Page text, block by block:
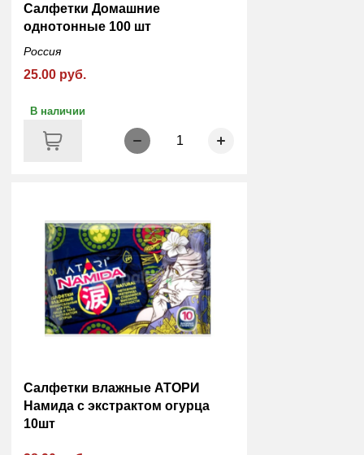
Салфетки Домашние
однотонные 100 шт
Россия
25.00 руб.
В наличии
1
Салфетки влажные АТОРИ
Намида с экстрактом огурца
10шт